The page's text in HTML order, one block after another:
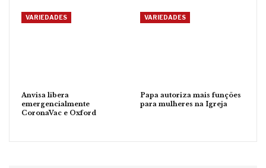
VARIEDADES
Anvisa libera
emergencialmente
CoronaVac e Oxford
VARIEDADES
Papa autoriza mais funções
para mulheres na Igreja